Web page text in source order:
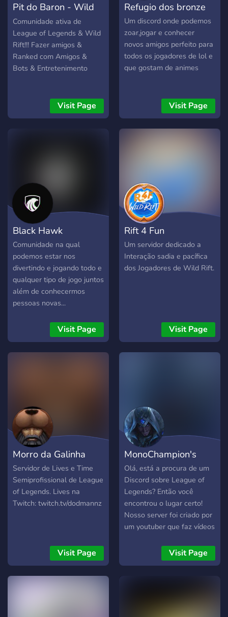
Pit do Baron - Wild
Rift
Comunidade ativa de
League of Legends & Wild
Rift!!! Fazer amigos &
Ranked com Amigos &
Bots & Entretenimento
Visit Page
Refugio dos bronze
Um discord onde podemos
zoar,jogar e conhecer
novos amigos perfeito para
todos os jogadores de lol e
que gostam de animes
Visit Page
Black Hawk
Comunidade na qual
podemos estar nos
divertindo e jogando todo e
qualquer tipo de jogo juntos
além de conhecermos
pessoas novas...
Visit Page
Rift 4 Fun
Um servidor dedicado a
Interação sadia e pacífica
dos Jogadores de Wild Rift.
Visit Page
Morro da Galinha
Servidor de Lives e Time
Semiprofissional de League
of Legends. Lives na
Twitch: twitch.tv/dodmannz
Visit Page
MonoChampion's
Olá, está a procura de um
Discord sobre League of
Legends? Então você
encontrou o lugar certo!
Nosso server foi criado por
um youtuber que faz vídeos
monochampions do LOL
(Canal: Monochampions /
consiste em quase 800
Visit Page